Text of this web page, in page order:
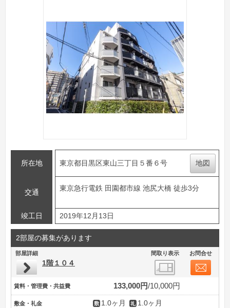
所在地 東京都目黒区東山三丁目５番６号 地図
交通
東京急行電鉄 田園都市線 池尻大橋 徒歩3分
竣工日 2019年12月13日
2部屋の募集があります
部屋詳細 間取り表示 お問合せ
1階１０４
賃料・管理費・共益費 133,000円 10,000円
敷金・礼金 1.0ヶ月 1.0ヶ月